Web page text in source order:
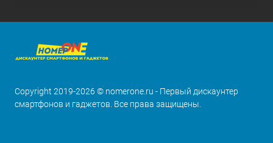
Copyright 2019-2026 © nomerone.ru - Первый дискаунтер
смартфонов и гаджетов. Все права защищены.